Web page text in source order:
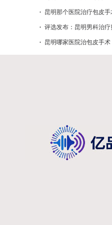
昆明那个医院治疗包皮
排名榜前三？
评选发布：昆明男科治疗
昆明哪家医院治包皮手术